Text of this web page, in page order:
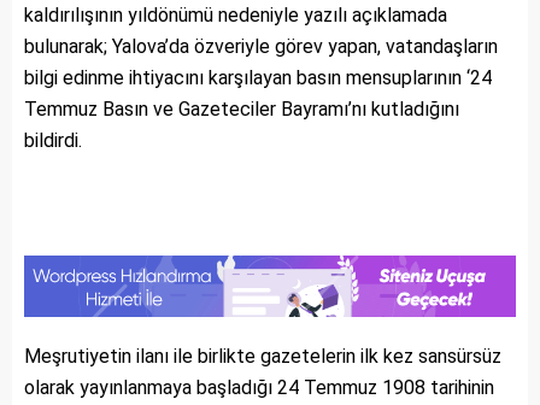
kaldırılışının yıldönümü nedeniyle yazılı açıklamada
bulunarak; Yalova’da özveriyle görev yapan, vatandaşların
bilgi edinme ihtiyacını karşılayan basın mensuplarının ‘24
Temmuz Basın ve Gazeteciler Bayramı’nı kutladığını
bildirdi.
Meşrutiyetin ilanı ile birlikte gazetelerin ilk kez sansürsüz
olarak yayınlanmaya başladığı 24 Temmuz 1908 tarihinin